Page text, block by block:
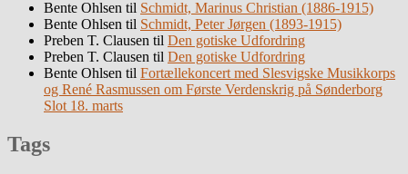
Bente Ohlsen til Schmidt, Marinus Christian (1886-1915)
Bente Ohlsen til Schmidt, Peter Jørgen (1893-1915)
Preben T. Clausen til Den gotiske Udfordring
Preben T. Clausen til Den gotiske Udfordring
Bente Ohlsen til Fortællekoncert med Slesvigske Musikkorps
og René Rasmussen om Første Verdenskrig på Sønderborg
Slot 18. marts
Tags